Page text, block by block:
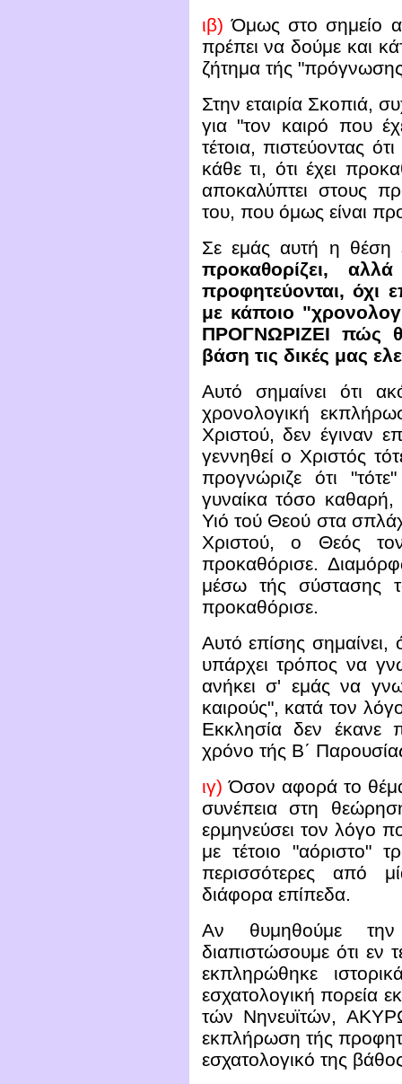
ιβ)Όμως στο σημείο
πρέπει να δούμε και
ζήτημα τής
Στην εταιρία Σκοπιά,
για "τον καιρό που
τέτοια, πιστεύοντας
κάθε τι, ότι έχει
αποκαλύπτει στους
του, που όμως είναι
Σε εμάς αυτή η θέση
προκαθορίζει,
προφητεύονται, όχι
με κάποιο
ΠΡΟΓΝΩΡΙΖΕΙ πώς
βάση τις δικές μας
Αυτό σημαίνει ότι
χρονολογική
Χριστού, δεν έγιναν
γεννηθεί ο Χριστός
προγνώριζε ότι
γυναίκα τόσο
Υιό τού Θεού στα
Χριστού, ο Θεός
προκαθόρισε.
μέσω τής σύστασης
προκαθόρισε.
Αυτό επίσης σημαίνει,
υπάρχει τρόπος να
ανήκει σ' εμάς να
καιρούς", κατά τον
Εκκλησία δεν έκανε
χρόνο τής Β΄
ιγ) Όσον αφορά το
συνέπεια στη
ερμηνεύσει τον λόγο
με τέτοιο "αόριστο"
περισσότερες από
διάφορα επίπεδα.
Αν θυμηθούμε
διαπιστώσουμε ότι εν
εκπληρώθηκε
εσχατολογική πορεία
τών Νηνευϊτών,
εκπλήρωση τής
εσχατολογικό της